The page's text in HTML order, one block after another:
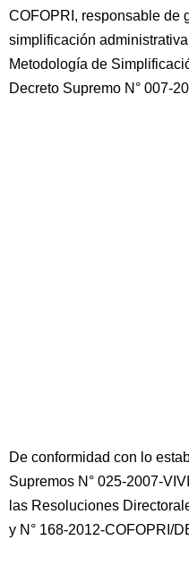
COFOPRI, responsable de
simplificación
Metodología de
Decreto Supremo N° 007-
De conformidad con lo
Supremos N° 025-2007-
las Resoluciones
y N° 168-2012-COFOPRI/